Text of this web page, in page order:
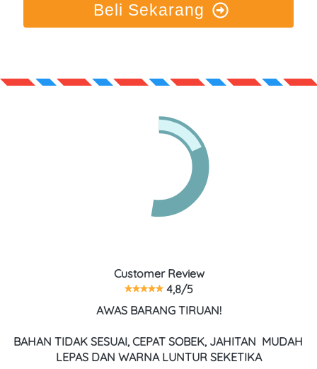
Beli Sekarang
Customer Review
4,8/5
AWAS BARANG TIRUAN!
BAHAN TIDAK SESUAI, CEPAT SOBEK, JAHITAN  MUDAH
LEPAS DAN WARNA LUNTUR SEKETIKA